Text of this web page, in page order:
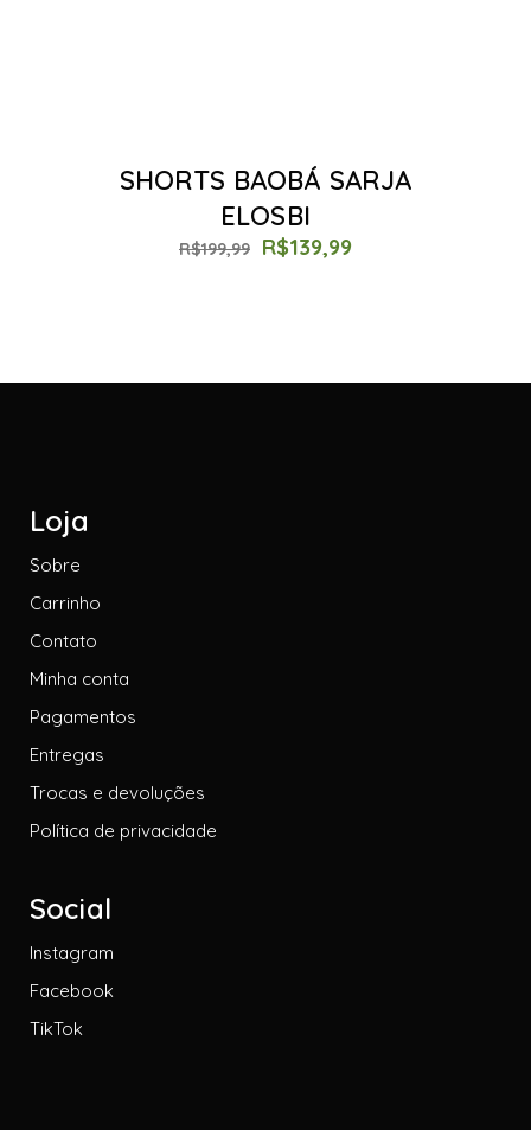
SHORTS BAOBÁ SARJA
ELOSBI
R$199,99 R$139,99
Loja
Sobre
Carrinho
Contato
Minha conta
Pagamentos
Entregas
Trocas e devoluções
Política de privacidade
Social
Instagram
Facebook
TikTok